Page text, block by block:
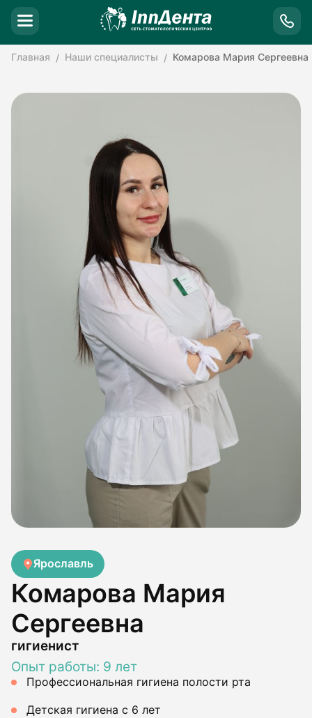
Главная Наши специалисты Комарова Мария Сергеевна
Ярославль
Комарова Мария
Сергеевна
гигиенист
Опыт работы: 9 лет
Профессиональная гигиена полости рта
Детская гигиена с 6 лет